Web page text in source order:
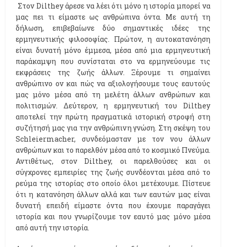
Στον Dilthey άρεσε να λέει ότι μόνο η ιστορία μπορεί να
μας πει τι είμαστε ως ανθρώπινα όντα. Με αυτή τη
δήλωση, επιβεβαίωνε δύο σημαντικές ιδέες της
ερμηνευτικής φιλοσοφίας. Πρώτον, η αυτοκατανόηση
είναι δυνατή μόνο έμμεσα, μέσα από μια ερμηνευτική
παράκαμψη που συνίσταται στο να ερμηνεύουμε τις
εκφράσεις της ζωής άλλων. Ξέρουμε τι σημαίνει
ανθρώπινο ον και πώς να αξιολογήσουμε τους εαυτούς
μας μόνο μέσα από τη μελέτη άλλων ανθρώπων και
πολιτισμών. Δεύτερον, η ερμηνευτική του Dilthey
αποτελεί την πρώτη πραγματικά ιστορική στροφή στη
συζήτησή μας για την ανθρώπινη γνώση. Στη σκέψη του
Schleiermacher, συνδεόμασταν με τον νου άλλων
ανθρώπων και το παρελθόν μέσα από το κοσμικό Πνεύμα.
Αντιθέτως, στον Dilthey, οι παρελθούσες και οι
σύγχρονες εμπειρίες της ζωής συνδέονται μέσα από το
ρεύμα της ιστορίας στο οποίο όλοι μετέχουμε. Πίστευε
ότι η κατανόηση άλλων αλλά και των εαυτών μας είναι
δυνατή επειδή είμαστε όντα που έχουμε παραγάγει
ιστορία και που γνωρίζουμε τον εαυτό μας μόνο μέσα
από αυτή την ιστορία.